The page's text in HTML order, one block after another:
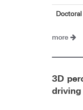
more
3D
driving